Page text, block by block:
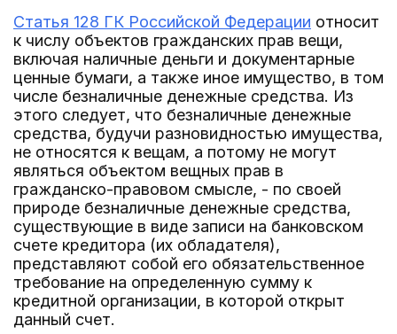
Статья 128 ГК Российской Федерации относит
к числу объектов гражданских прав вещи,
включая наличные деньги и документарные
ценные бумаги, а также иное имущество, в том
числе безналичные денежные средства. Из
этого следует, что безналичные денежные
средства, будучи разновидностью имущества,
не относятся к вещам, а потому не могут
являться объектом вещных прав в
гражданско-правовом смысле, - по своей
природе безналичные денежные средства,
существующие в виде записи на банковском
счете кредитора (их обладателя),
представляют собой его обязательственное
требование на определенную сумму к
кредитной организации, в которой открыт
данный счет.